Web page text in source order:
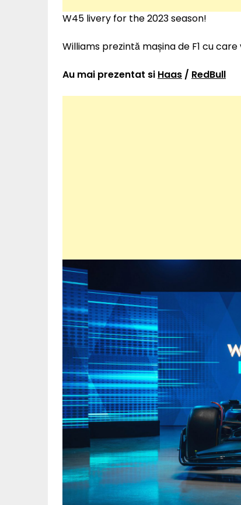
W45 livery for the 2023 season!
Williams prezintă mașina de F1 cu
Au mai prezentat si Haas / RedBull